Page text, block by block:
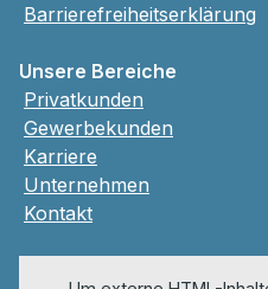
Barrierefreiheitserklärung
Unsere Bereiche
Privatkunden
Gewerbekunden
Karriere
Unternehmen
Kontakt